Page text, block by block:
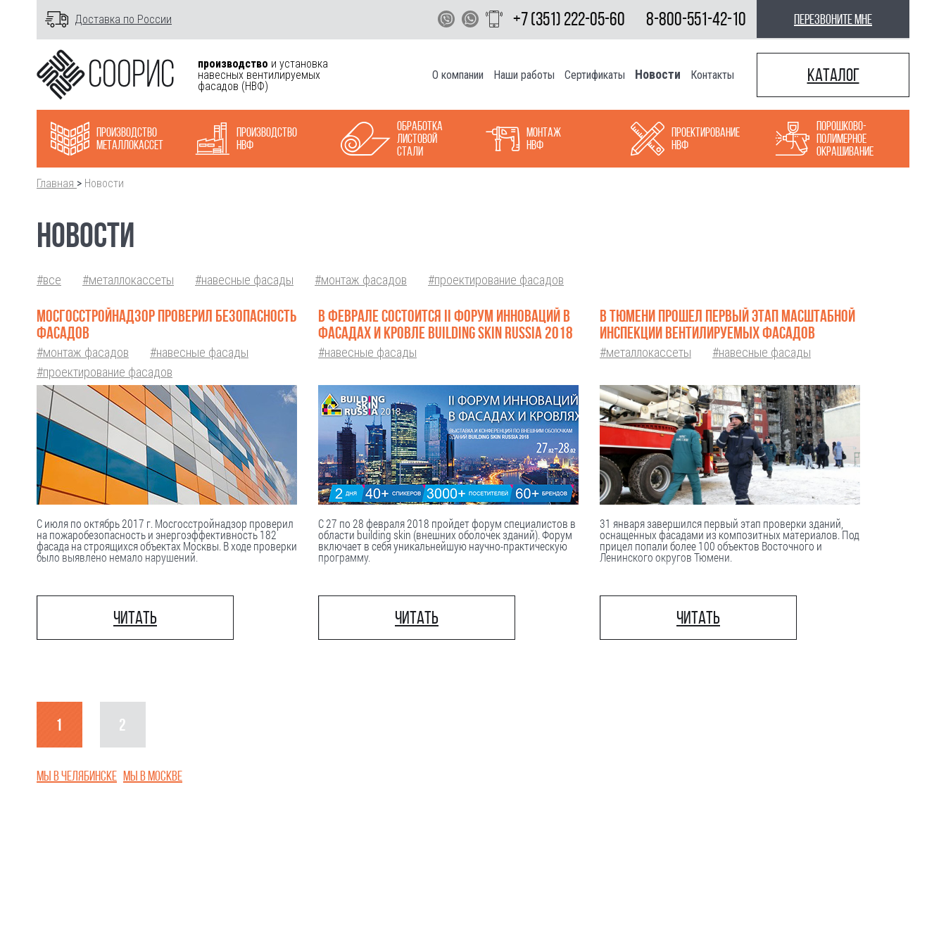
Доставка по России +7 (351) 222-05-60 8-800-551-42-10 перезвоните мне
производство и установка
навесных вентилируемых
фасадов (НВФ)
О компании Наши работы Сертификаты Новости Контакты Каталог
Производство
металлокасcет
Производство
НВФ
Обработка
листовой
стали
Монтаж
НВФ
Проектирование
НВФ
Порошково-
полимерное
окрашивание
Главная > Новости
НОВОСТИ
#все #металлокассеты #навесные фасады #монтаж фасадов #проектирование фасадов
МОСГОССТРОЙНАДЗОР ПРОВЕРИЛ БЕЗОПАСНОСТЬ
ФАСАДОВ
#монтаж фасадов
#навесные фасады
#проектирование фасадов
С июля по октябрь 2017 г. Мосгосстройнадзор проверил
на пожаробезопасность и энергоэффективность 182
фасада на строящихся объектах Москвы. В ходе проверки
было выявлено немало нарушений.
Читать
В ФЕВРАЛЕ СОСТОИТСЯ II ФОРУМ ИННОВАЦИЙ В
ФАСАДАХ И КРОВЛЕ BUILDING SKIN RUSSIA 2018
#навесные фасады
С 27 по 28 февраля 2018 пройдет форум специалистов в
области building skin (внешних оболочек зданий). Форум
включает в себя уникальнейшую научно-практическую
программу.
Читать
В ТЮМЕНИ ПРОШЕЛ ПЕРВЫЙ ЭТАП МАСШТАБНОЙ
ИНСПЕКЦИИ ВЕНТИЛИРУЕМЫХ ФАСАДОВ
#металлокассеты #навесные фасады
31 января завершился первый этап проверки зданий,
оснащенных фасадами из композитных материалов. Под
прицел попали более 100 объектов Восточного и
Ленинского округов Тюмени.
Читать
1 2
Мы в Челябинске Мы в Москве